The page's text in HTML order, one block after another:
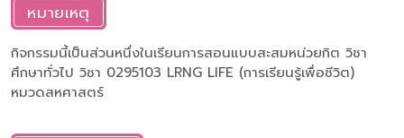
หมายเหตุ
กิจกรรมนี้เป็นส่วนหนึ่งในเรียนการสอนแบบสะสมหน่วยกิต วิชา
ศึกษาทั่วไป วิชา 0295103 LRNG LIFE (การเรียนรู้เพื่อชีวิต)
หมวดสหศาสตร์